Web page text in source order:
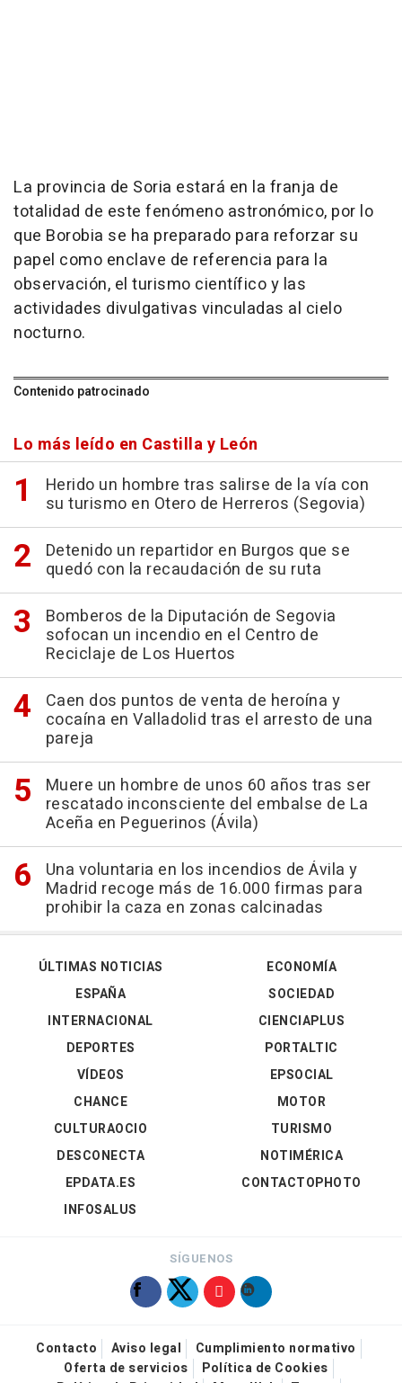
La provincia de Soria estará en la franja de
totalidad de este fenómeno astronómico, por lo
que Borobia se ha preparado para reforzar su
papel como enclave de referencia para la
observación, el turismo científico y las
actividades divulgativas vinculadas al cielo
nocturno.
Contenido patrocinado
Lo más leído en Castilla y León
Herido un hombre tras salirse de la vía con
su turismo en Otero de Herreros (Segovia)
Detenido un repartidor en Burgos que se
quedó con la recaudación de su ruta
Bomberos de la Diputación de Segovia
sofocan un incendio en el Centro de
Reciclaje de Los Huertos
Caen dos puntos de venta de heroína y
cocaína en Valladolid tras el arresto de una
pareja
Muere un hombre de unos 60 años tras ser
rescatado inconsciente del embalse de La
Aceña en Peguerinos (Ávila)
Una voluntaria en los incendios de Ávila y
Madrid recoge más de 16.000 firmas para
prohibir la caza en zonas calcinadas
ÚLTIMAS NOTICIAS
ESPAÑA
INTERNACIONAL
DEPORTES
VÍDEOS
ECONOMÍA
SOCIEDAD
CIENCIAPLUS
PORTALTIC
EPSOCIAL
CHANCE
CULTURAOCIO
DESCONECTA
EPDATA.ES
INFOSALUS
MOTOR
TURISMO
NOTIMÉRICA
CONTACTOPHOTO
SÍGUENOS
Contacto Aviso legal
Cumplimiento normativo
Oferta de servicios
Política de Cookies